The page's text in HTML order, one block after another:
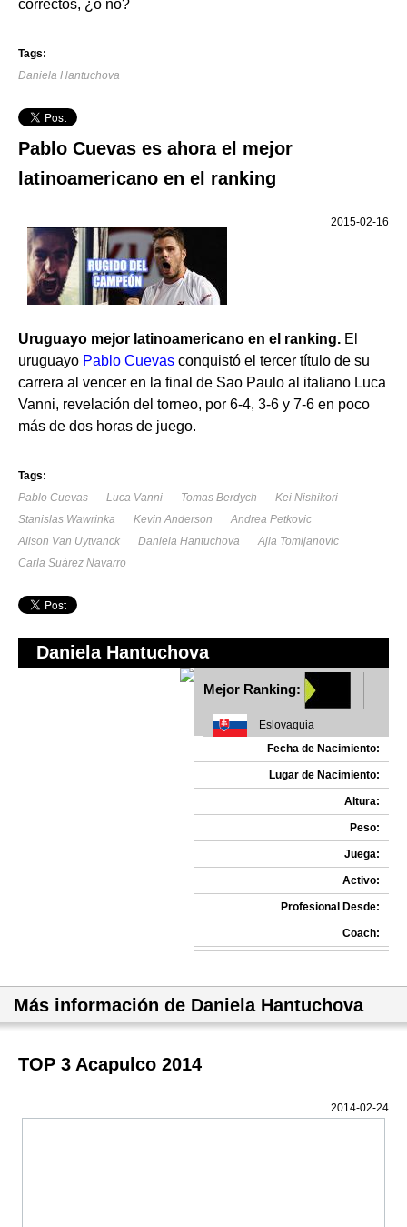
correctos, ¿o no?
Tags:
Daniela Hantuchova
Pablo Cuevas es ahora el mejor
latinoamericano en el ranking
2015-02-16
Uruguayo mejor latinoamericano en el ranking. El
uruguayo Pablo Cuevas conquistó el tercer título de su
carrera al vencer en la final de Sao Paulo al italiano Luca
Vanni, revelación del torneo, por 6-4, 3-6 y 7-6 en poco
más de dos horas de juego.
Tags:
Pablo Cuevas
Luca Vanni Tomas Berdych
Kei Nishikori
Stanislas Wawrinka
Kevin Anderson
Andrea Petkovic
Alison Van Uytvanck
Daniela Hantuchova
Ajla Tomljanovic
Carla Suárez Navarro
Daniela Hantuchova
Mejor Ranking:
Eslovaquia
Fecha de Nacimiento:
Lugar de Nacimiento:
Altura:
Peso:
Juega:
Activo:
Profesional Desde:
Coach:
Más información de Daniela Hantuchova
TOP 3 Acapulco 2014
2014-02-24